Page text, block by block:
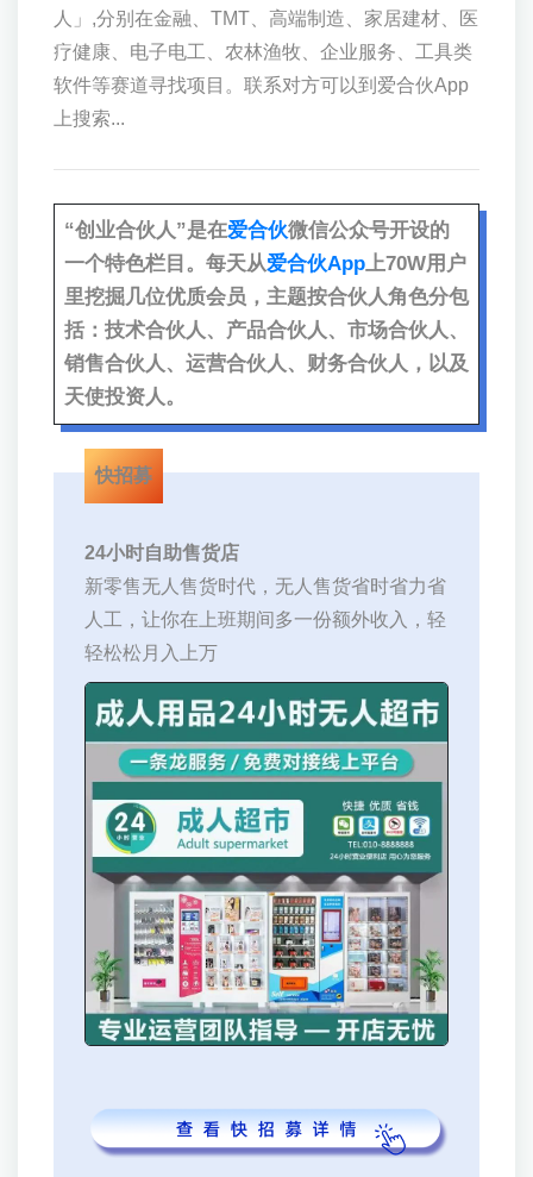
人」,分别在金融、TMT、高端制造、家居建材、医
疗健康、电子电工、农林渔牧、企业服务、工具类
软件等赛道寻找项目。联系对方可以到爱合伙App
上搜索...
“创业合伙人”是在爱合伙微信公众号开设的
一个特色栏目。每天从爱合伙App上70W用户
里挖掘几位优质会员，主题按合伙人角色分包
括：技术合伙人、产品合伙人、市场合伙人、
销售合伙人、运营合伙人、财务合伙人，以及
天使投资人。
快招募
24小时自助售货店
新零售无人售货时代，无人售货省时省力省
人工，让你在上班期间多一份额外收入，轻
轻松松月入上万